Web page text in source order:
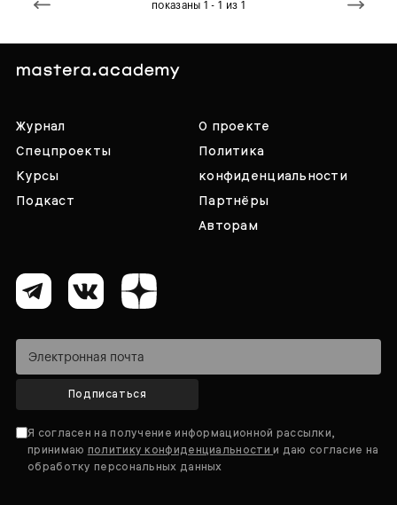
показаны 1 - 1 из 1
Журнал
Спецпроекты
Курсы
Подкаст
О проекте
Политика
конфиденциальности
Партнёры
Авторам
Подписаться
Я согласен на получение информационной рассылки,
принимаю политику конфиденциальностии даю согласие на
обработку персональных данных